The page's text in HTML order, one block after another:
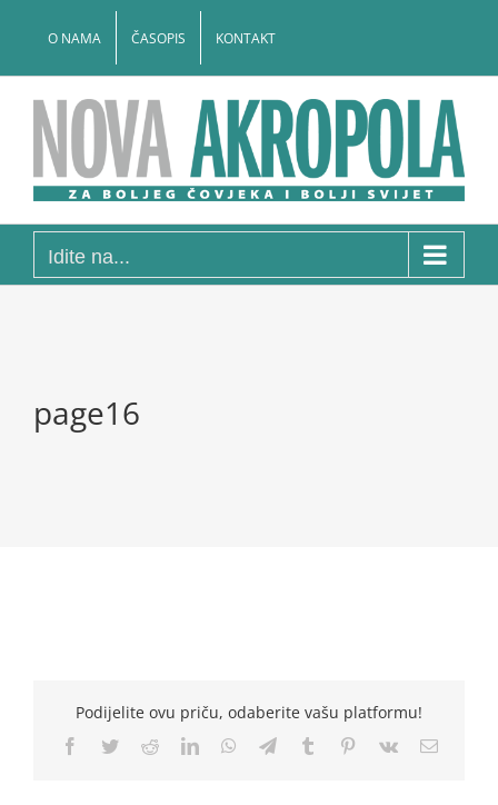
O NAMA ČASOPIS KONTAKT
Idite na...
page16
Podijelite ovu priču, odaberite vašu platformu!
Facebook
TwitterRedditLinkedInWhatsApp
TelegramTumblr Pinterest
Vk Email